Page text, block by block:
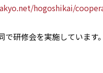
hogoshikai/
で研修会を実施していま